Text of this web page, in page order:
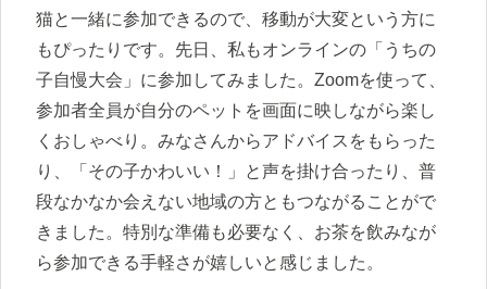
猫と一緒に参加できるので、移動が大変という方に
もぴったりです。先日、私もオンラインの「うちの
子自慢大会」に参加してみました。Zoomを使って、
参加者全員が自分のペットを画面に映しながら楽し
くおしゃべり。みなさんからアドバイスをもらった
り、「その子かわいい！」と声を掛け合ったり、普
段なかなか会えない地域の方ともつながることがで
きました。特別な準備も必要なく、お茶を飲みなが
ら参加できる手軽さが嬉しいと感じました。